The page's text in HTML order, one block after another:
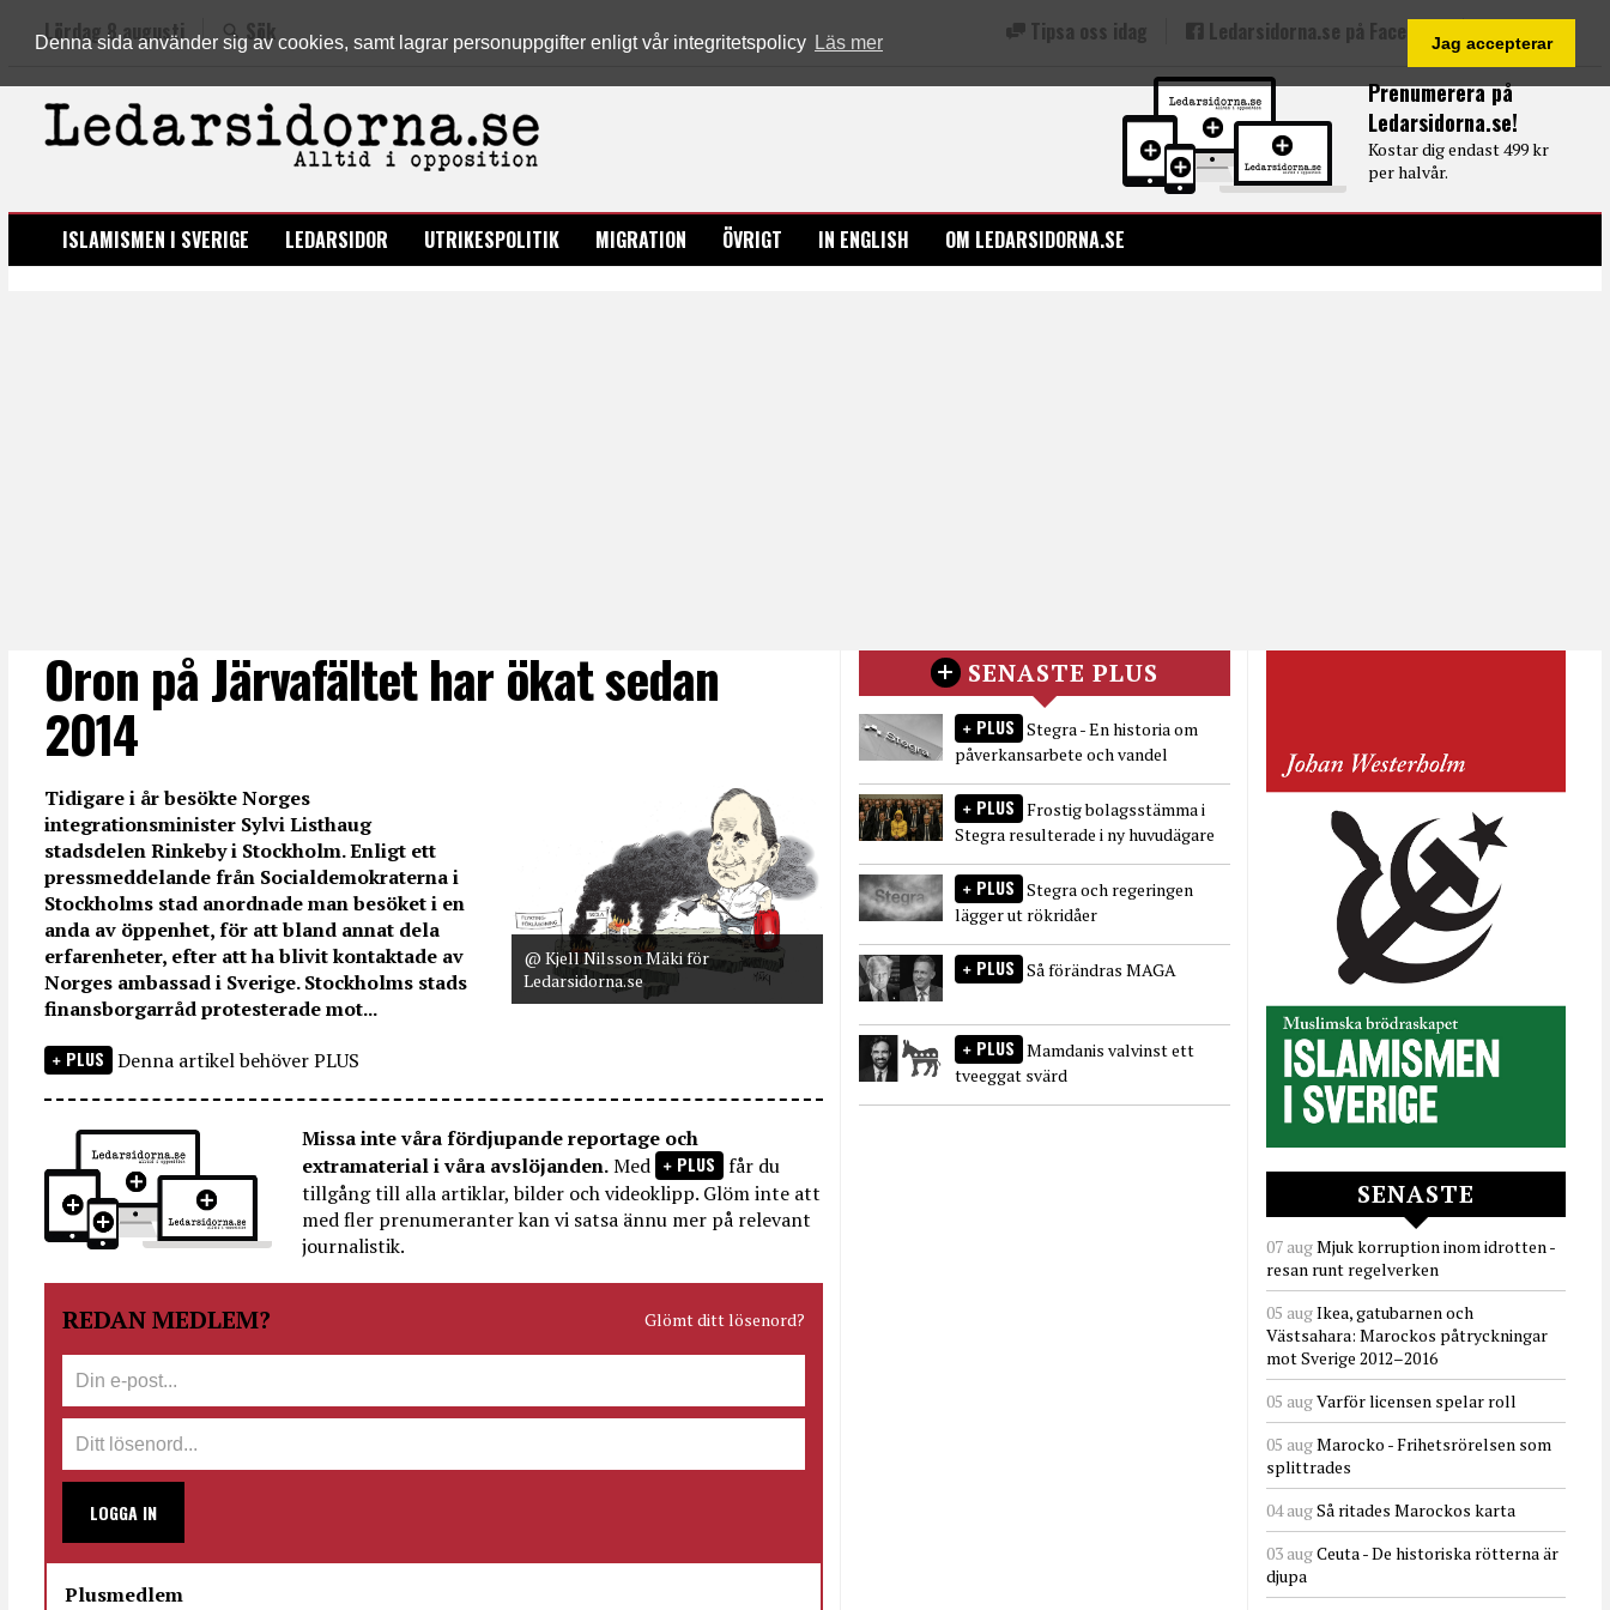
Denna sida använder sig av cookies, samt lagrar personuppgifter enligt vår integritetspolicy Läs mer Jag accepterar
Prenumerera på
Ledarsidorna.se!
Kostar dig endast 499 kr
per halvår.
Lördag 8 augusti Sök Tipsa oss idag Ledarsidorna.se på Facebook
LEDARSIDORNA.SE
ISLAMISMEN I SVERIGE LEDARSIDOR UTRIKESPOLITIK MIGRATION ÖVRIGT IN ENGLISH OM LEDARSIDORNA.SE
Oron på Järvafältet har ökat sedan
2014
@ Kjell Nilsson Mäki för
Ledarsidorna.se
Tidigare i år besökte Norges
integrationsminister Sylvi Listhaug
stadsdelen Rinkeby i Stockholm. Enligt ett
pressmeddelande från Socialdemokraterna i
Stockholms stad anordnade man besöket i en
anda av öppenhet, för att bland annat dela
erfarenheter, efter att ha blivit kontaktade av
Norges ambassad i Sverige. Stockholms stads
finansborgarråd protesterade mot...
PLUS Denna artikel behöver PLUS
Missa inte våra fördjupande reportage och
extramaterial i våra avslöjanden.Med PLUS får du
tillgång till alla artiklar, bilder och videoklipp. Glöm inte att
med fler prenumeranter kan vi satsa ännu mer på relevant
journalistik.
REDAN MEDLEM? Glömt ditt lösenord?
LOGGA IN
Plusmedlem
SENASTE PLUS
PLUS Stegra - En historia om
påverkansarbete och vandel
PLUS Frostig bolagsstämma i
Stegra resulterade i ny huvudägare
PLUS Stegra och regeringen
lägger ut rökridåer
PLUS Så förändras MAGA
PLUS Mamdanis valvinst ett
tveeggat svärd
SENASTE
07 augMjuk korruption inom idrotten -
resan runt regelverken
05 augIkea, gatubarnen och
Västsahara: Marockos påtryckningar
mot Sverige 2012–2016
05 augVarför licensen spelar roll
05 augMarocko - Frihetsrörelsen som
splittrades
04 augSå ritades Marockos karta
03 augCeuta - De historiska rötterna är
djupa